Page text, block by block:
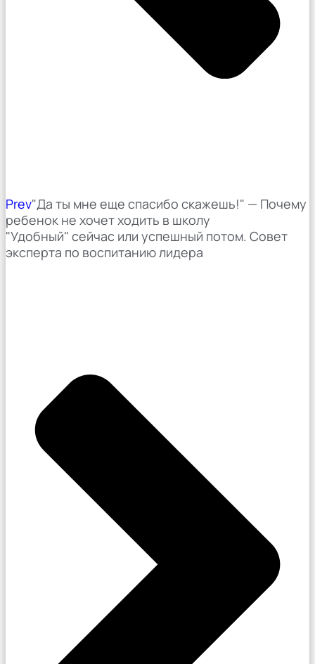
Prev"Да ты мне еще спасибо скажешь!" — Почему
ребенок не хочет ходить в школу
"Удобный" сейчас или успешный потом. Совет
эксперта по воспитанию лидера